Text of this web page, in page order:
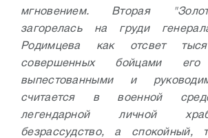
мгновением. Вторая
загорелась на груди
Родимцева как отсвет
совершенных бойцами его
выпестованными и
считается в военной
легендарной личной
безрассудство, а спокойный,